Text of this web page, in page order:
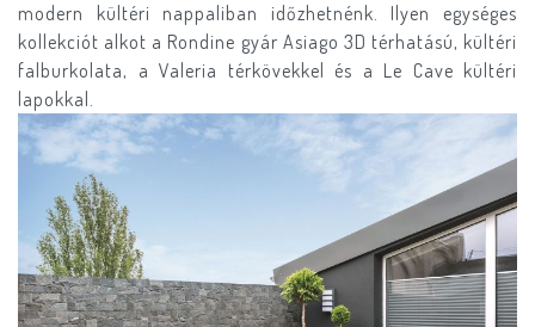
modern kültéri nappaliban időzhetnénk. Ilyen egységes
kollekciót alkot a Rondine gyár Asiago 3D térhatású, kültéri
falburkolata, a Valeria térkövekkel és a Le Cave kültéri
lapokkal.